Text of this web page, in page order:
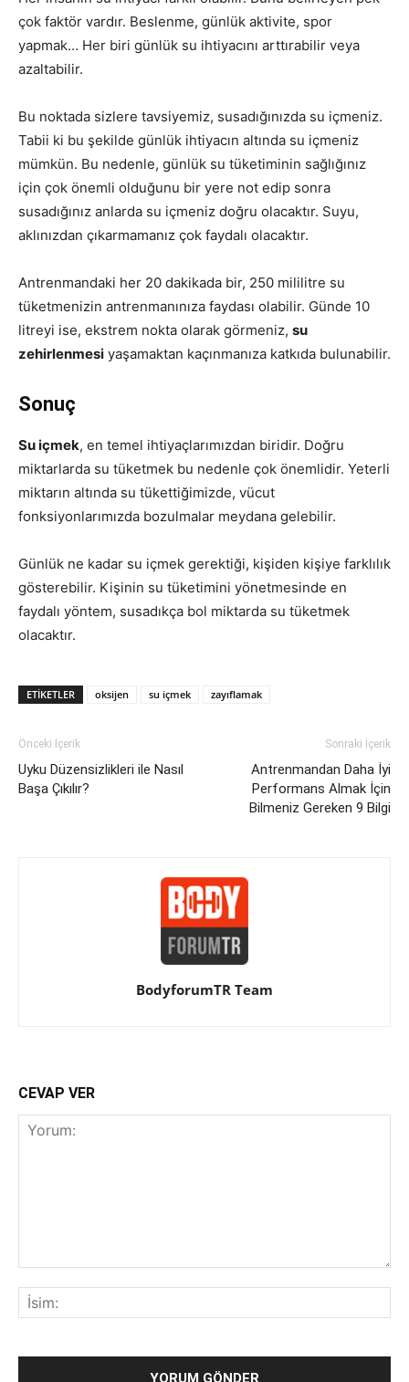
çok faktör vardır. Beslenme, günlük aktivite, spor
yapmak… Her biri günlük su ihtiyacını arttırabilir veya
azaltabilir.
Bu noktada sizlere tavsiyemiz, susadığınızda su içmeniz.
Tabii ki bu şekilde günlük ihtiyacın altında su içmeniz
mümkün. Bu nedenle, günlük su tüketiminin sağlığınız
için çok önemli olduğunu bir yere not edip sonra
susadığınız anlarda su içmeniz doğru olacaktır. Suyu,
aklınızdan çıkarmamanız çok faydalı olacaktır.
Antrenmandaki her 20 dakikada bir, 250 mililitre su
tüketmenizin antrenmanınıza faydası olabilir. Günde 10
litreyi ise, ekstrem nokta olarak görmeniz, su
zehirlenmesi yaşamaktan kaçınmanıza katkıda bulunabilir.
Sonuç
Su içmek, en temel ihtiyaçlarımızdan biridir. Doğru
miktarlarda su tüketmek bu nedenle çok önemlidir. Yeterli
miktarın altında su tükettiğimizde, vücut
fonksiyonlarımızda bozulmalar meydana gelebilir.
Günlük ne kadar su içmek gerektiği, kişiden kişiye farklılık
gösterebilir. Kişinin su tüketimini yönetmesinde en
faydalı yöntem, susadıkça bol miktarda su tüketmek
olacaktır.
ETIKETLER oksijen su içmek zayıflamak
Önceki İçerik
Uyku Düzensizlikleri ile Nasıl
Başa Çıkılır?
Sonraki İçerik
Antrenmandan Daha İyi
Performans Almak İçin
Bilmeniz Gereken 9 Bilgi
BodyforumTR Team
CEVAP VER